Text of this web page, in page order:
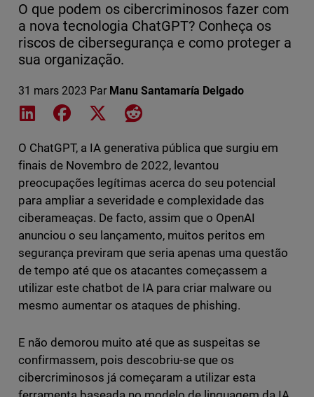
O que podem os cibercriminosos fazer com
a nova tecnologia ChatGPT? Conheça os
riscos de cibersegurança e como proteger a
sua organização.
31 mars 2023 Par Manu Santamaría Delgado
Share on LinkedIn
Share on Facebook
Share on XShare on Reddit
O ChatGPT, a IA generativa pública que surgiu em
finais de Novembro de 2022, levantou
preocupações legítimas acerca do seu potencial
para ampliar a severidade e complexidade das
ciberameaças. De facto, assim que o OpenAI
anunciou o seu lançamento, muitos peritos em
segurança previram que seria apenas uma questão
de tempo até que os atacantes começassem a
utilizar este chatbot de IA para criar malware ou
mesmo aumentar os ataques de phishing.
E não demorou muito até que as suspeitas se
confirmassem, pois descobriu-se que os
cibercriminosos já começaram a utilizar esta